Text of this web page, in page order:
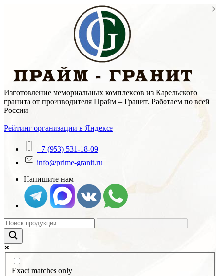
Изготовление мемориальных комплексов из Карельского
гранита от производителя Прайм – Гранит. Работаем по всей
России
Рейтинг организации в Яндексе
+7 (953) 531-18-09
info@prime-granit.ru
Напишите нам
Exact matches only